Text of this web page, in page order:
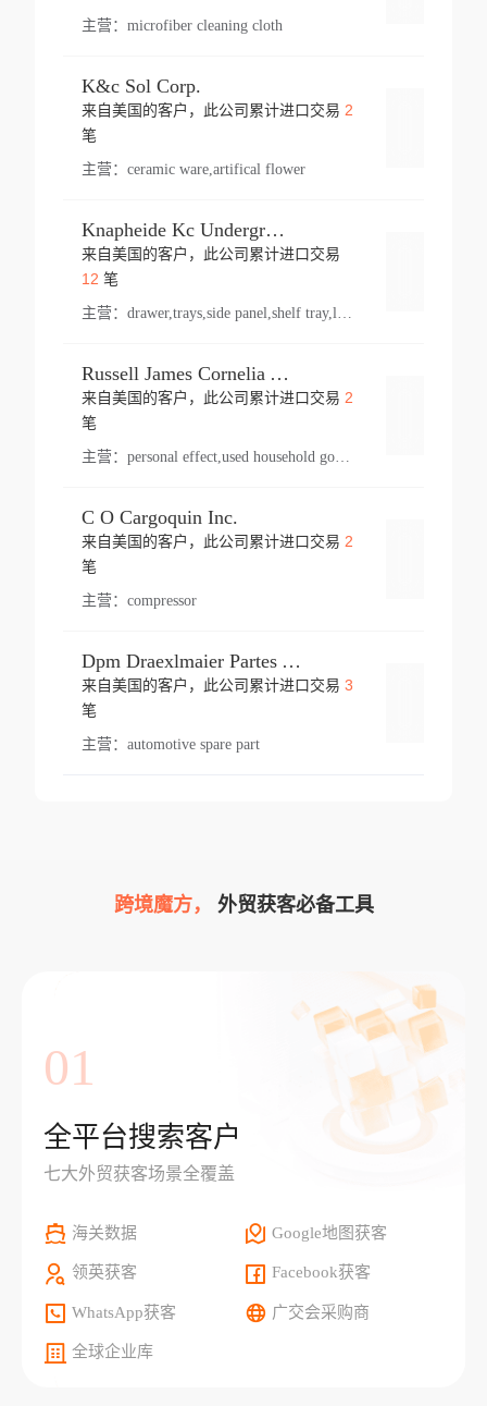
主营： microfiber cleaning cloth
K&c Sol Corp.
来自美国的客户，此公司累计进口交易 2
笔
主营： ceramic ware,artifical flower
Knapheide Kc Underground
来自美国的客户，此公司累计进口交易
12 笔
主营：
Russell James Cornelia Arlington Va
来自美国的客户，此公司累计进口交易 2
笔
主营： personal effect,used household goods
C O Cargoquin Inc.
来自美国的客户，此公司累计进口交易 2
笔
主营： compressor
Dpm Draexlmaier Partes Automotrices Corr Ind Huejotzingo
来自美国的客户，此公司累计进口交易 3
笔
主营： automotive spare part
跨境魔方， 外贸获客必备工具
01
全平台搜索客户
七大外贸获客场景全覆盖
海关数据 Google地图获客
领英获客 Facebook获客
WhatsApp获客 广交会采购商
全球企业库